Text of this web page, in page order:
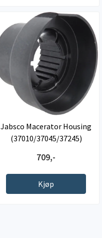
Jabsco Macerator Housing
(37010/37045/37245)
709,-
Kjøp